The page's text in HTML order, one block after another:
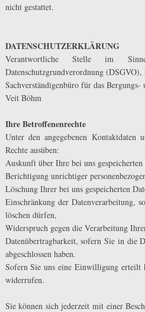
nicht gestattet.
DATENSCHUTZERKLÄRUNG
Verantwortliche Stelle im
Datenschutzgrundverordnung (DSGVO),
Sachverständigenbüro für das Bergungs-
Veit Böhm
Ihre Betroffenenrechte
Unter den angegebenen Kontaktdaten
Rechte ausüben:
Auskunft über Ihre bei uns
Berichtigung unrichtiger
Löschung Ihrer bei uns gespeicherten
Einschränkung der Datenverarbeitung,
löschen dürfen,
Widerspruch gegen die Verarbeitung
Datenübertragbarkeit, sofern Sie in die
abgeschlossen haben.
Sofern Sie uns eine Einwilligung
widerrufen.
Sie können sich jederzeit mit einer